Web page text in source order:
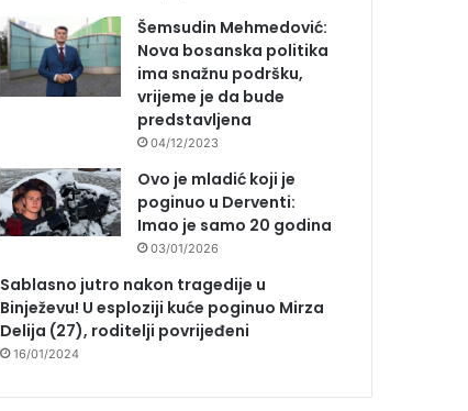
Šemsudin Mehmedović:
Nova bosanska politika
ima snažnu podršku,
vrijeme je da bude
predstavljena
04/12/2023
Ovo je mladić koji je
poginuo u Derventi:
Imao je samo 20 godina
03/01/2026
Sablasno jutro nakon tragedije u
Binježevu! U esploziji kuće poginuo Mirza
Delija (27), roditelji povrijeđeni
16/01/2024